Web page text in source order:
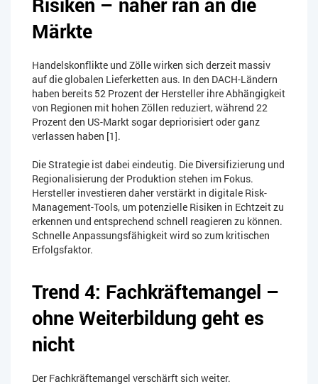
Märkte
Handelskonflikte und Zölle wirken sich derzeit massiv
auf die globalen Lieferketten aus. In den DACH-Ländern
haben bereits 52 Prozent der Hersteller ihre Abhängigkeit
von Regionen mit hohen Zöllen reduziert, während 22
Prozent den US-Markt sogar depriorisiert oder ganz
verlassen haben [1].
Die Strategie ist dabei eindeutig. Die Diversifizierung und
Regionalisierung der Produktion stehen im Fokus.
Hersteller investieren daher verstärkt in digitale Risk-
Management-Tools, um potenzielle Risiken in Echtzeit zu
erkennen und entsprechend schnell reagieren zu können.
Schnelle Anpassungsfähigkeit wird so zum kritischen
Erfolgsfaktor.
Trend 4: Fachkräftemangel –
ohne Weiterbildung geht es
nicht
Der Fachkräftemangel verschärft sich weiter.